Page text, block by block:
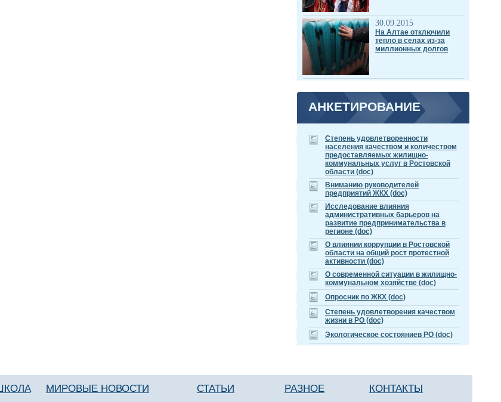
30.09.2015
На Алтае отключили
тепло в селах из-за
миллионных долгов
АНКЕТИРОВАНИЕ
Cтепень удовлетворенности
населения качеством и количеством
предоставляемых жилищно-
коммунальных услуг в Ростовской
области (doc)
Вниманию руководителей
предприятий ЖКХ (doc)
Исследование влияния
административных барьеров на
развитие предпринимательства в
регионе (doc)
О влиянии коррупции в Ростовской
области на общий рост протестной
активности (doc)
О современной ситуации в жилищно-
коммунальном хозяйстве (doc)
Опросник по ЖКХ (doc)
Степень удовлетворения качеством
жизни в РО (doc)
Экологическое состояниев РО (doc)
МИРОВЫЕ НОВОСТИ СТАТЬИ КОНТАКТЫ
РАЗНОЕ